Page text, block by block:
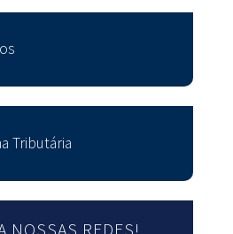
Tributária
NOSSAS REDES!